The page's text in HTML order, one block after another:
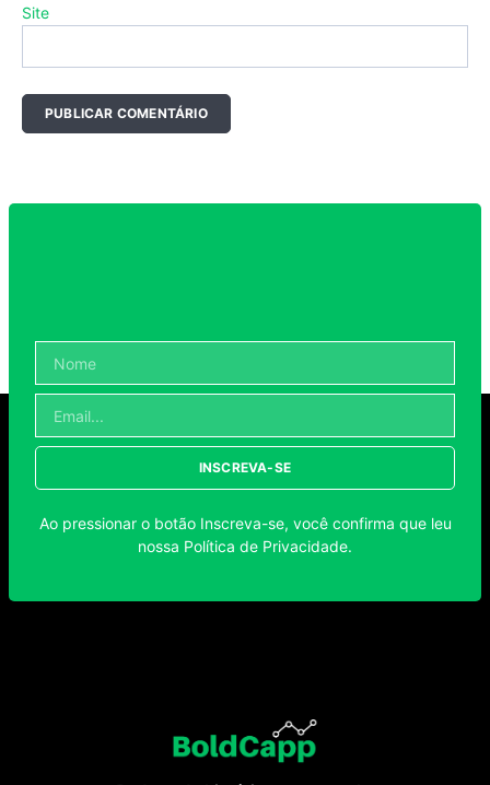
Site
INSCREVA-SE
Ao pressionar o botão Inscreva-se, você confirma que leu
nossa Política de Privacidade.